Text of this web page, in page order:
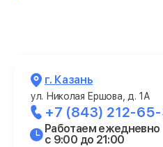
г. Казань
ул. Николая Ершова, д. 1А
+7 (843) 212-65-
Работаем ежедневно
с 9:00 до 21:00